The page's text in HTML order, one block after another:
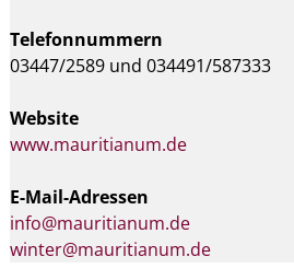
Telefonnummern
03447/2589 und 034491/587333
Website
www.mauritianum.de
E-Mail-Adressen
info@mauritianum.de
winter@mauritianum.de